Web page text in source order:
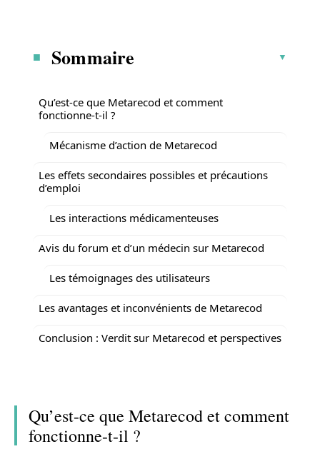
Sommaire
Qu’est-ce que Metarecod et comment
fonctionne-t-il ?
Mécanisme d’action de Metarecod
Les effets secondaires possibles et précautions
d’emploi
Les interactions médicamenteuses
Avis du forum et d’un médecin sur Metarecod
Les témoignages des utilisateurs
Les avantages et inconvénients de Metarecod
Conclusion : Verdit sur Metarecod et perspectives
Qu’est-ce que Metarecod et comment
fonctionne-t-il ?